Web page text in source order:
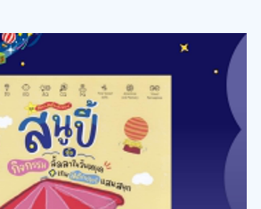
เช่น เอลโม่ หรือคุกกี้มอนสเตอร์
นและฝึกฝนการเรียงลำดับตัวเลข 1-10
ดับความยากในเล่ม)
ากลากเส้นจนเป็นรูปภาพสมบูรณ์แล้ว
แต่งตัวละครได้ตามใจชอบ
นุกเพลิดเพลิน แถมยังช่วยฝึกฝนทักษะที่